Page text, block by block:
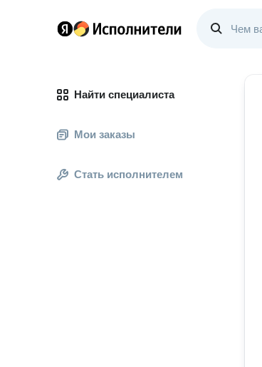
Найти специалиста
Мои заказы
Стать исполнителем